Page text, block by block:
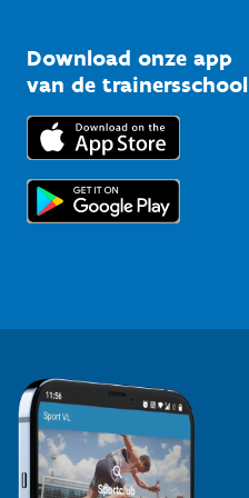
Bedrijven
Trainers en begeleiders
Topsporters
Vlaamse Trainersschool
Kennisplatform
Downloads
Voor de pers
Download onze app
van de trainersschool